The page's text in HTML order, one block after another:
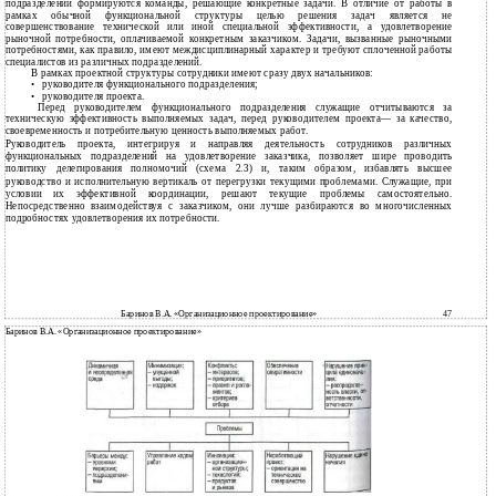
подразделений формируются команды, решающие конкретные задачи. В отличие от работы в
рамках обычной функциональной структуры целью решения задач является не
совершенствование технической или иной специальной эффективности, а удовлетворение
рыночной потребности, оплачиваемой конкретным заказчиком. Задачи, вызванные рыночными
потребностями, как правило, имеют междисциплинарный характер и требуют сплоченной работы
специалистов из различных подразделений.
В рамках проектной структуры сотрудники имеют сразу двух начальников:
•
руководителя функционального подразделения;
•
руководителя проекта.
Перед руководителем функционального подразделения служащие отчитываются за
техническую эффективность выполняемых задач, перед руководителем проекта— за качество,
своевременность и потребительную ценность выполняемых работ.
Руководитель проекта, интегрируя и направляя деятельность сотрудников различных
функциональных подразделений на удовлетворение заказчика, позволяет шире проводить
политику делегирования полномочий (схема 2.3) и, таким образом, избавлять высшее
руководство и исполнительную вертикаль от перегрузки текущими проблемами. Служащие, при
условии их эффективной координации, решают текущие проблемы самостоятельно.
Непосредственно взаимодействуя с заказчиком, они лучше разбираются во многочисленных
подробностях удовлетворения их потребности.
Баринов В.А. «Организационное проектирование» 47
Баринов В.А. «Организационное проектирование»